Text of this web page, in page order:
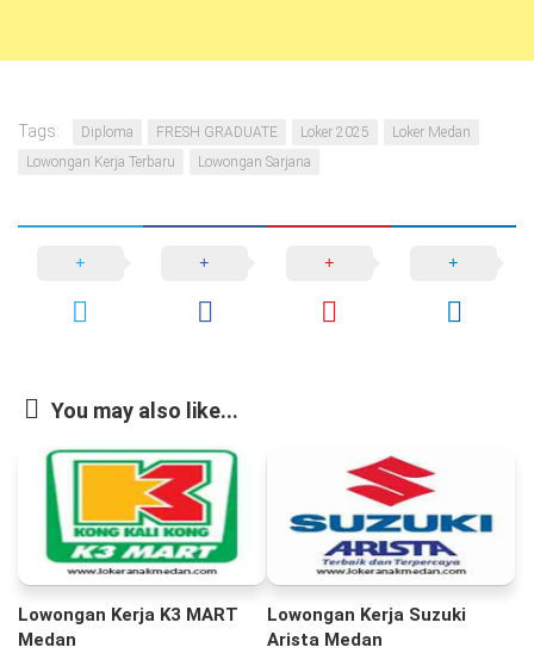
Tags: Diploma FRESH GRADUATE Loker 2025
Loker Medan
Lowongan Kerja Terbaru
Lowongan Sarjana
You may also like...
Lowongan Kerja K3 MART
Medan
Lowongan Kerja Suzuki
Arista Medan